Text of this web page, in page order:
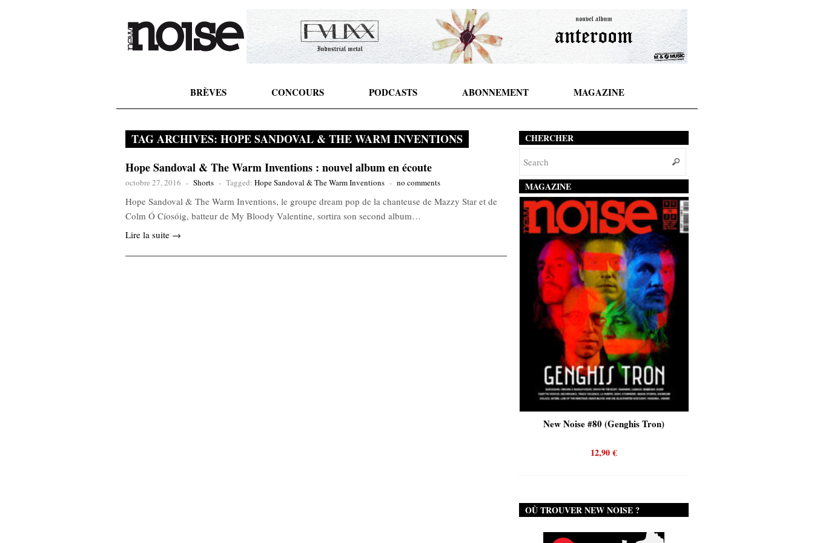
BRÈVES CONCOURS PODCASTS ABONNEMENT MAGAZINE
TAG ARCHIVES: HOPE SANDOVAL & THE WARM INVENTIONS
Hope Sandoval & The Warm Inventions : nouvel album en écoute
octobre 27, 2016 - Shorts - Tagged: Hope Sandoval & The Warm Inventions - no comments
Hope Sandoval & The Warm Inventions, le groupe dream pop de la chanteuse de Mazzy Star et de
Colm Ó Cíosóig, batteur de My Bloody Valentine, sortira son second album…
Lire la suite →
CHERCHER
MAGAZINE
New Noise #80 (Genghis Tron)
12,90€
OÙ TROUVER NEW NOISE ?